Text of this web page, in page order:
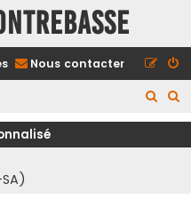
Nous contacter
e
e